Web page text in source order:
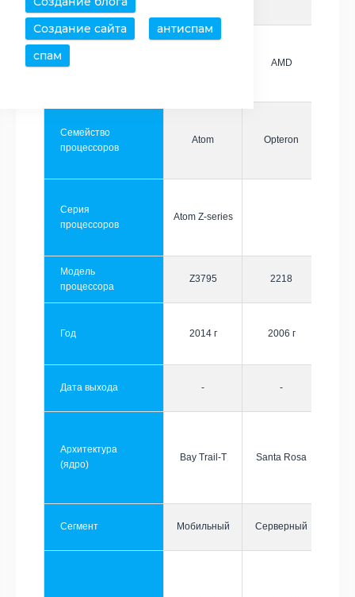
Создание сайта
антиспам
спам
Производитель AMD
Семейство
процессоров
Atom Opteron
Серия
процессоров
Atom Z-series
Модель
процессора
Z3795 2218
Год 2014 г 2006 г
Дата выхода - -
Архитектура
(ядро)
Bay Trail-T Santa Rosa
Сегмент Мобильный Серверный